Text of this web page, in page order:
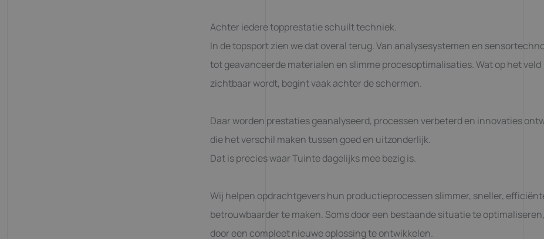
Achter iedere topprestatie schuilt techniek.
In de topsport zien we dat overal terug. Van analysesystemen en
tot geavanceerde materialen en slimme procesoptimalisaties. Wat op het veld
zichtbaar wordt, begint vaak achter de schermen.
Daar worden prestaties geanalyseerd, processen verbeterd en innovaties
die het verschil maken tussen goed en uitzonderlijk.
Dat is precies waar Tuinte dagelijks mee bezig is.
Wij helpen opdrachtgevers hun productieprocessen slimmer, sneller,
betrouwbaarder te maken. Soms door een bestaande situatie te
door een compleet nieuwe oplossing te ontwikkelen.